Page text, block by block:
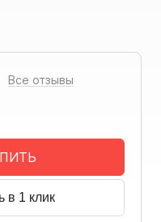
Все отзывы
в 1 клик